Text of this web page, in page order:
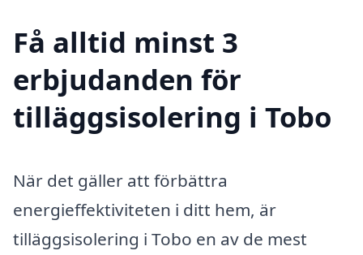
Få alltid minst 3
erbjudanden för
tilläggsisolering i Tobo
När det gäller att förbättra
energieffektiviteten i ditt hem, är
tilläggsisolering i Tobo en av de mest